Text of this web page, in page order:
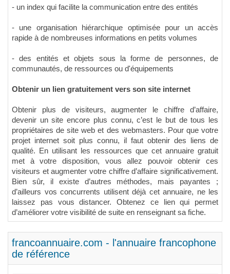
- un index qui facilite la communication entre des entités
- une organisation hiérarchique optimisée pour un accès
rapide à de nombreuses informations en petits volumes
- des entités et objets sous la forme de personnes, de
communautés, de ressources ou d'équipements
Obtenir un lien gratuitement vers son site internet
Obtenir plus de visiteurs, augmenter le chiffre d’affaire,
devenir un site encore plus connu, c’est le but de tous les
propriétaires de site web et des webmasters. Pour que votre
projet internet soit plus connu, il faut obtenir des liens de
qualité. En utilisant les ressources que cet annuaire gratuit
met à votre disposition, vous allez pouvoir obtenir ces
visiteurs et augmenter votre chiffre d’affaire significativement.
Bien sûr, il existe d’autres méthodes, mais payantes ;
d’ailleurs vos concurrents utilisent déjà cet annuaire, ne les
laissez pas vous distancer. Obtenez ce lien qui permet
d’améliorer votre visibilité de suite en renseignant sa fiche.
francoannuaire.com - l'annuaire francophone
de référence